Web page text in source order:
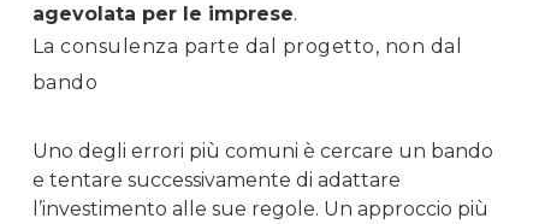
agevolata per le imprese.
La consulenza parte dal progetto, non dal
bando
Uno degli errori più comuni è cercare un bando
e tentare successivamente di adattare
l’investimento alle sue regole. Un approccio più